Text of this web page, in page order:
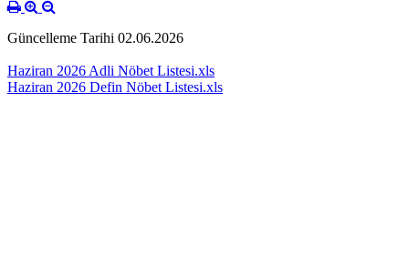
Güncelleme Tarihi 02.06.2026
Haziran 2026 Adli Nöbet Listesi.xls
Haziran 2026 Defin Nöbet Listesi.xls